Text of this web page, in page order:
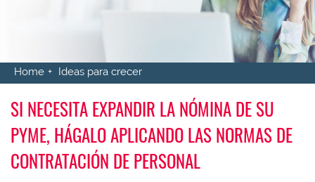
Home Ideas para crecer
SI NECESITA EXPANDIR LA NÓMINA DE SU
PYME, HÁGALO APLICANDO LAS NORMAS DE
CONTRATACIÓN DE PERSONAL